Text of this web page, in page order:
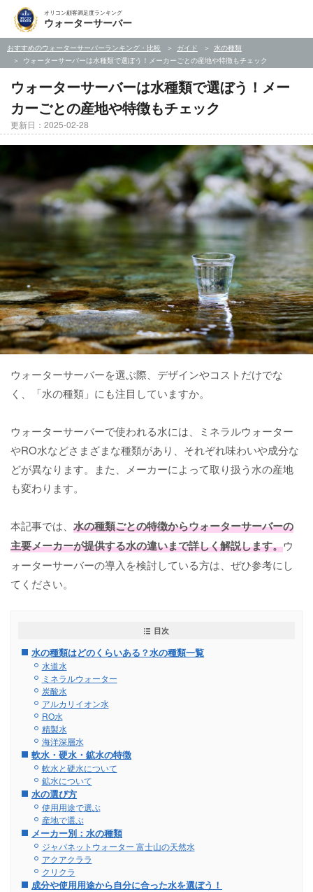
オリコン顧客満足度ランキング
ウォーターサーバー
おすすめのウォーターサーバーランキング・比較 ガイド
水の種類
ウォーターサーバーは水種類で選ぼう！メーカーごとの産地や特徴もチェック
ウォーターサーバーは水種類で選ぼう！メー
カーごとの産地や特徴もチェック
更新日：2025-02-28
ウォーターサーバーを選ぶ際、デザインやコストだけでな
く、「水の種類」にも注目していますか。
ウォーターサーバーで使われる水には、ミネラルウォーター
やRO水などさまざまな種類があり、それぞれ味わいや成分な
どが異なります。また、メーカーによって取り扱う水の産地
も変わります。
本記事では、 水の種類ごとの特徴からウォーターサーバーの
主要メーカーが提供する水の違いまで詳しく解説します。ウ
ォーターサーバーの導入を検討している方は、ぜひ参考にし
てください。
目次
水の種類はどのくらいある？水の種類一覧
水道水
ミネラルウォーター
炭酸水
アルカリイオン水
RO水
精製水
海洋深層水
軟水・硬水・鉱水の特徴
軟水と硬水について
鉱水について
水の選び方
使用用途で選ぶ
産地で選ぶ
メーカー別：水の種類
ジャパネットウォーター 富士山の天然水
アクアクララ
クリクラ
成分や使用用途から自分に合った水を選ぼう！